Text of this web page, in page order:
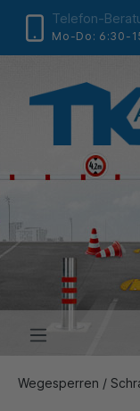
Telefon-
Mo-Do: 6:30-
Wegesperren /